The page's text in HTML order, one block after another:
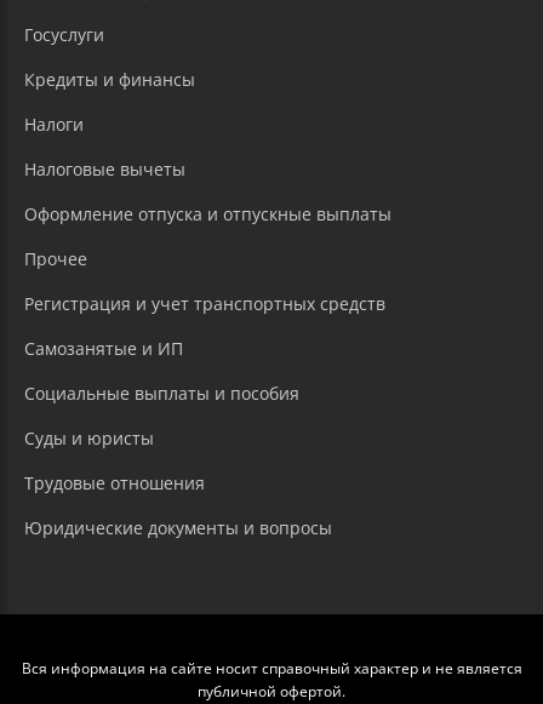
Госуслуги
Кредиты и финансы
Налоги
Налоговые вычеты
Оформление отпуска и отпускные выплаты
Прочее
Регистрация и учет транспортных средств
Самозанятые и ИП
Социальные выплаты и пособия
Суды и юристы
Трудовые отношения
Юридические документы и вопросы
Вся информация на сайте носит справочный характер и не является
публичной офертой.